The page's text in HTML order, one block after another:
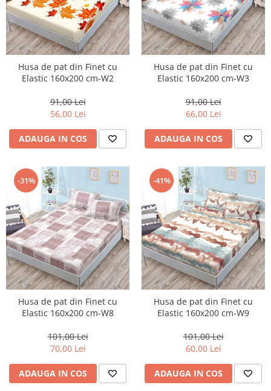
Husa de pat din Finet cu
Elastic 160x200 cm-W2
91,00 Lei
56,00 Lei
ADAUGA IN COS
Husa de pat din Finet cu
Elastic 160x200 cm-W3
91,00 Lei
66,00 Lei
ADAUGA IN COS
-31%
Husa de pat din Finet cu
Elastic 160x200 cm-W8
101,00 Lei
70,00 Lei
ADAUGA IN COS
-41%
Husa de pat din Finet cu
Elastic 160x200 cm-W9
101,00 Lei
60,00 Lei
ADAUGA IN COS